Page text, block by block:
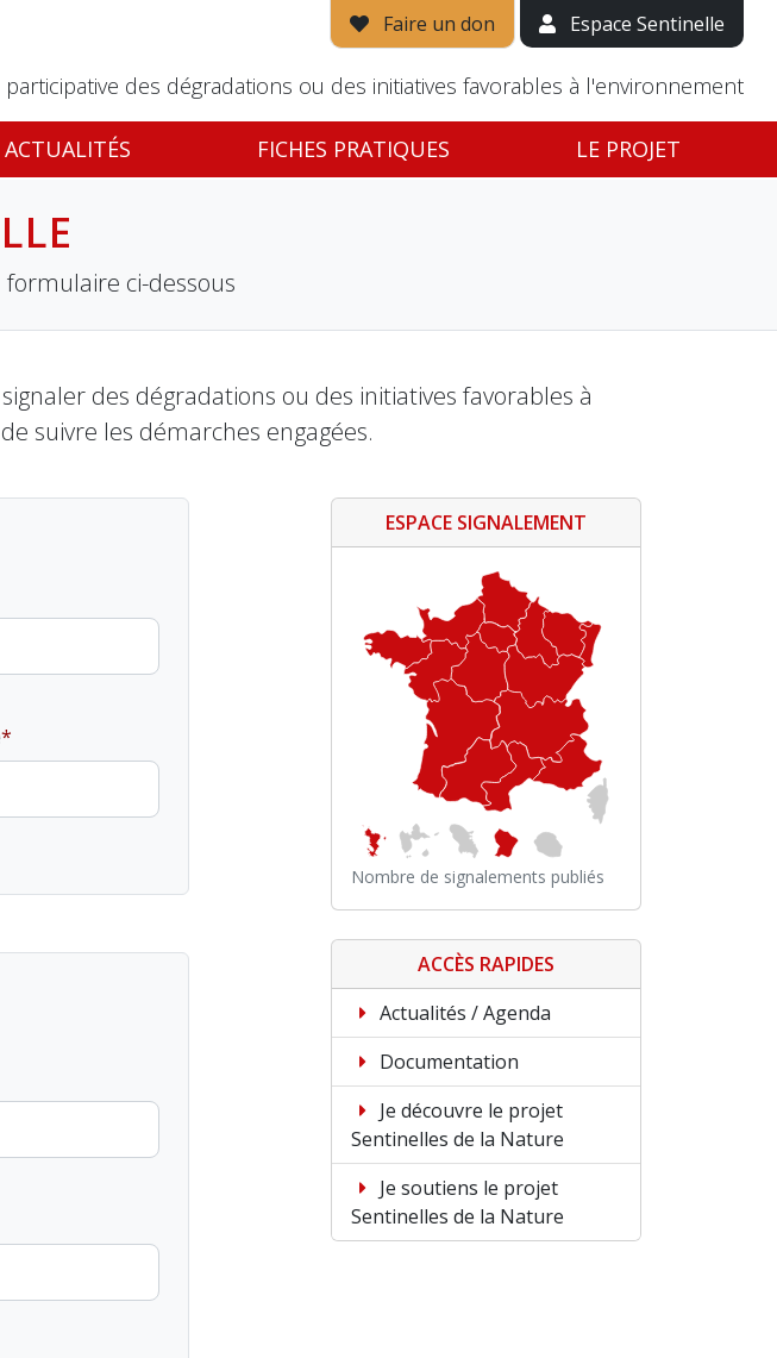
Faire un don Espace Sentinelle
participative des dégradations ou des initiatives favorables à l'environnement
ACTUALITÉS FICHES PRATIQUES LE PROJET
ci-dessous
des dégradations ou des initiatives favorables à
suivre les démarches engagées.
ESPACE SIGNALEMENT
Nombre de signalements publiés
ACCÈS RAPIDES
Actualités / Agenda
Documentation
Je découvre le projet
Sentinelles de la Nature
Je soutiens le projet
Sentinelles de la Nature